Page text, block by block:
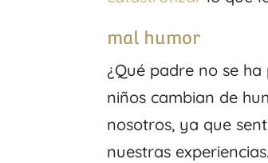
mal humor
¿Qué padre no se
niños cambian de
nosotros, ya que
nuestras